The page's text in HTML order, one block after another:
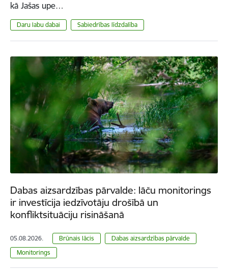
kā Jašas upe…
Daru labu dabai Sabiedrības līdzdalība
Dabas aizsardzības pārvalde: lāču monitorings
ir investīcija iedzīvotāju drošībā un
konfliktsituāciju risināšanā
05.08.2026. Brūnais lācis
Dabas aizsardzības pārvalde
Monitorings